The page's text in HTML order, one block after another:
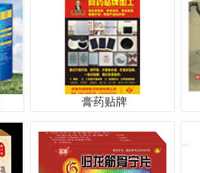
膏药贴牌